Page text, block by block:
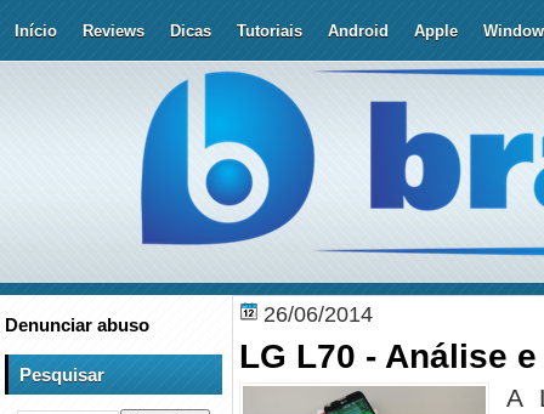
Início Reviews Dicas Tutoriais Android Apple
26/06/2014
LG L70 - Análise
A
Denunciar abuso
Pesquisar